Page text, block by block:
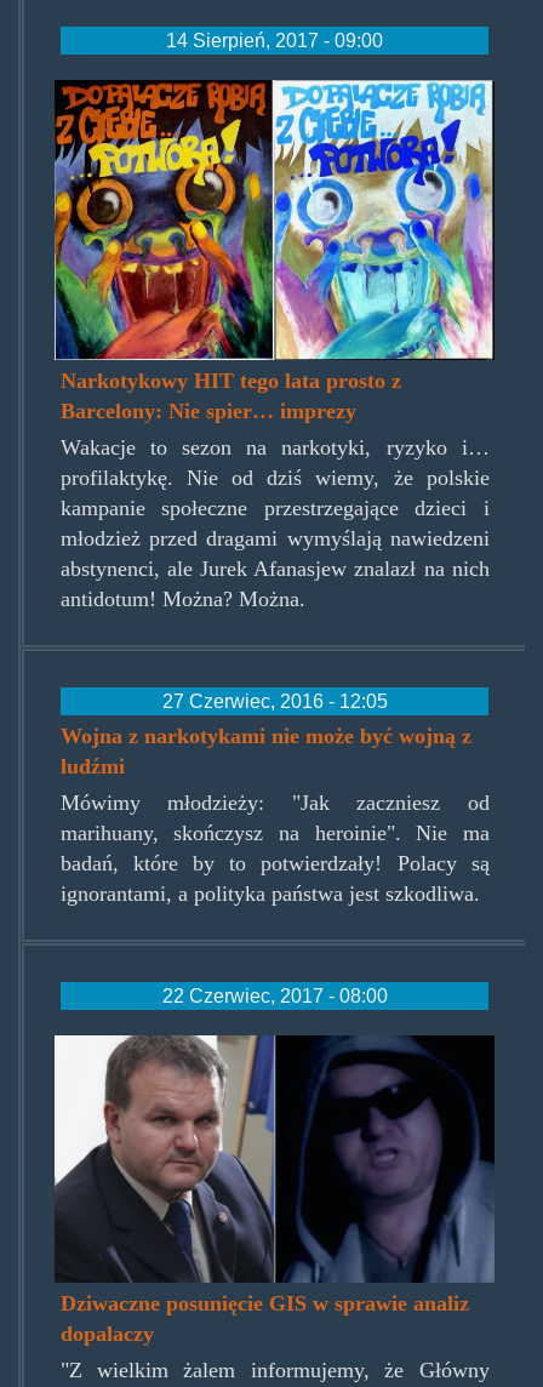
14 Sierpień, 2017 - 09:00
dopalacze-
zrobia-
potwora-
skrot.jpg
Narkotykowy HIT tego lata prosto z
Barcelony: Nie spier… imprezy
Wakacje to sezon na narkotyki, ryzyko i…
profilaktykę. Nie od dziś wiemy, że polskie
kampanie społeczne przestrzegające dzieci i
młodzież przed dragami wymyślają nawiedzeni
abstynenci, ale Jurek Afanasjew znalazł na nich
antidotum! Można? Można.
27 Czerwiec, 2016 - 12:05
Wojna z narkotykami nie może być wojną z
ludźmi
Mówimy młodzieży: "Jak zaczniesz od
marihuany, skończysz na heroinie". Nie ma
badań, które by to potwierdzały! Polacy są
ignorantami, a polityka państwa jest szkodliwa.
22 Czerwiec, 2017 - 08:00
marek-
poso-
gisu.jpg
Dziwaczne posunięcie GIS w sprawie analiz
dopalaczy
"Z wielkim żalem informujemy, że Główny